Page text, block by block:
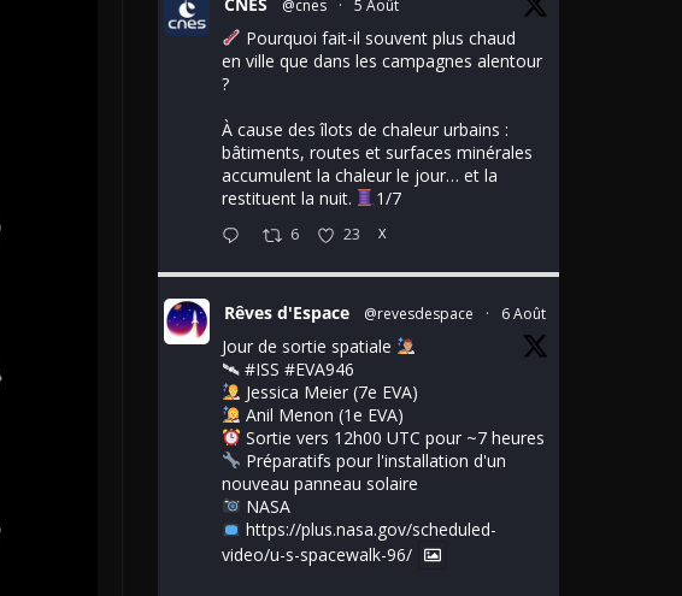
@cnes · 5 Août
Pourquoi fait-il souvent plus chaud
en ville que dans les campagnes alentour
?
À cause des îlots de chaleur urbains :
bâtiments, routes et surfaces minérales
accumulent la chaleur le jour… et la
restituent la nuit.
1/7
6 23 X
Rêves d'Espace @revesdespace · 6 Août
Jour de sortie spatiale
🛰 #ISS #EVA946
Jessica Meier (7e EVA)
Anil Menon (1e EVA)
Sortie vers 12h00 UTC pour ~7 heures
Préparatifs pour l'installation d'un
nouveau panneau solaire
NASA
https://plus.nasa.gov/scheduled-
video/u-s-spacewalk-96/